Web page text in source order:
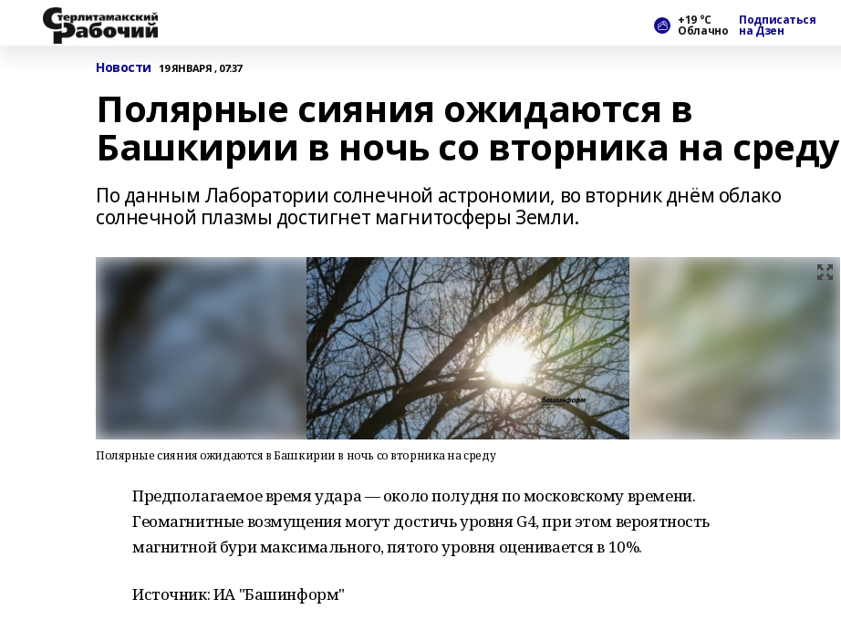
+19 °С
Облачно
Подписаться
на Дзен
Новости 19 ЯНВАРЯ , 07:37
Полярные сияния ожидаются в
Башкирии в ночь со вторника на среду
По данным Лаборатории солнечной астрономии, во вторник днём облако
солнечной плазмы достигнет магнитосферы Земли.
Полярные сияния ожидаются в Башкирии в ночь со вторника на среду
Предполагаемое время удара — около полудня по московскому времени.
Геомагнитные возмущения могут достичь уровня G4, при этом вероятность
магнитной бури максимального, пятого уровня оценивается в 10%.
Источник: ИА "Башинформ"